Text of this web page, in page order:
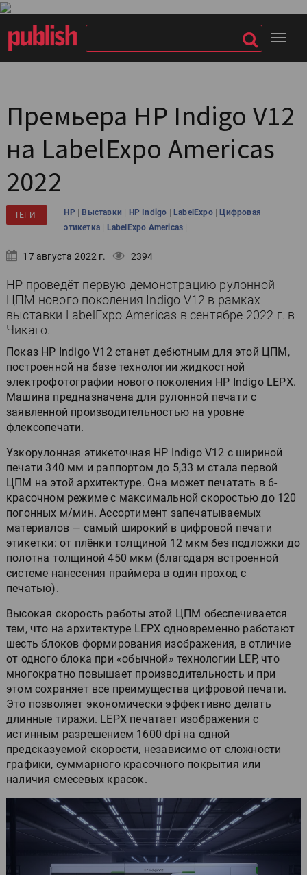
Премьера HP Indigo V12
на LabelExpo Americas
2022
ТЕГИ HP |Выставки | HP Indigo |LabelExpo |Цифровая
этикетка | LabelExpo Americas |
17 августа 2022 г. 2394
HP проведёт первую демонстрацию рулонной
ЦПМ нового поколения Indigo V12 в рамках
выставки LabelExpo Americas в сентябре 2022 г. в
Чикаго.
Показ HP Indigo V12 станет дебютным для этой ЦПМ,
построенной на базе технологии жидкостной
электрофотографии нового поколения HP Indigo LEPX.
Машина предназначена для рулонной печати с
заявленной производительностью на уровне
флексопечати.
Узкорулонная этикеточная HP Indigo V12 с шириной
печати 340 мм и раппортом до 5,33 м стала первой
ЦПМ на этой архитектуре. Она может печатать в 6-
красочном режиме с максимальной скоростью до 120
погонных м/мин. Ассортимент запечатываемых
материалов — самый широкий в цифровой печати
этикетки: от плёнки толщиной 12 мкм без подложки до
полотна толщиной 450 мкм (благодаря встроенной
системе нанесения праймера в один проход с
печатью).
Высокая скорость работы этой ЦПМ обеспечивается
тем, что на архитектуре LEPX одновременно работают
шесть блоков формирования изображения, в отличие
от одного блока при «обычной» технологии LEP, что
многократно повышает производительность и при
этом сохраняет все преимущества цифровой печати.
Это позволяет экономически эффективно делать
длинные тиражи. LEPX печатает изображения с
истинным разрешением 1600 dpi на одной
предсказуемой скорости, независимо от сложности
графики, суммарного красочного покрытия или
наличия смесевых красок.